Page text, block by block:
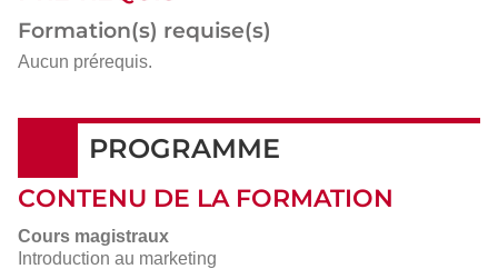
Formation(s) requise(s)
Aucun prérequis.
PROGRAMME
CONTENU DE LA FORMATION
Cours magistraux
Introduction au marketing